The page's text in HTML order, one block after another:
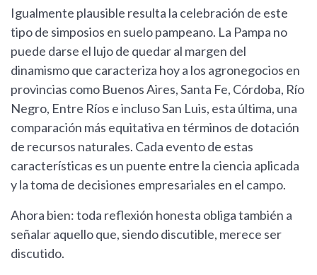
Igualmente plausible resulta la celebración de este
tipo de simposios en suelo pampeano. La Pampa no
puede darse el lujo de quedar al margen del
dinamismo que caracteriza hoy a los agronegocios en
provincias como Buenos Aires, Santa Fe, Córdoba, Río
Negro, Entre Ríos e incluso San Luis, esta última, una
comparación más equitativa en términos de dotación
de recursos naturales. Cada evento de estas
características es un puente entre la ciencia aplicada
y la toma de decisiones empresariales en el campo.
Ahora bien: toda reflexión honesta obliga también a
señalar aquello que, siendo discutible, merece ser
discutido.